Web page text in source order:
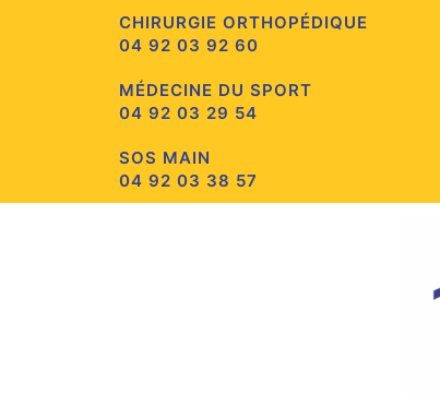
CHIRURGIE ORTHOPÉDIQUE
04 92 03 92 60
MÉDECINE DU SPORT
04 92 03 29 54
SOS MAIN
04 92 03 38 57